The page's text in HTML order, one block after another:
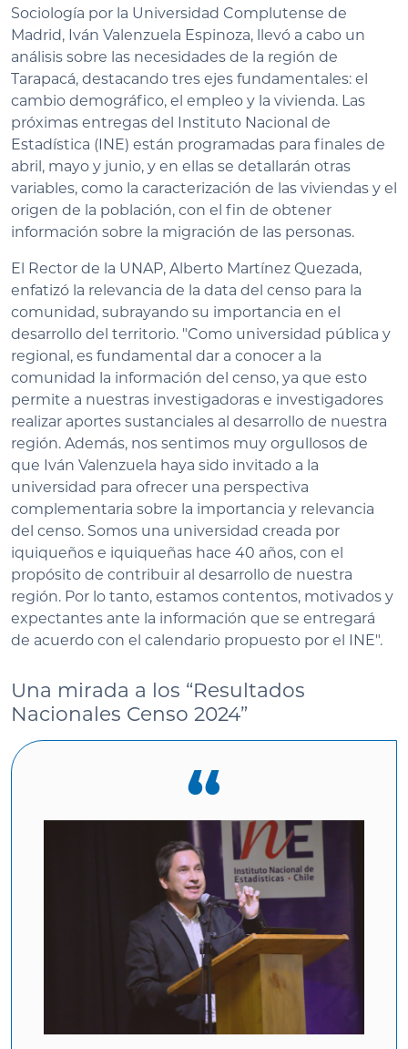
Sociología por la Universidad Complutense de
Madrid, Iván Valenzuela Espinoza, llevó a cabo un
análisis sobre las necesidades de la región de
Tarapacá, destacando tres ejes fundamentales: el
cambio demográfico, el empleo y la vivienda. Las
próximas entregas del Instituto Nacional de
Estadística (INE) están programadas para finales de
abril, mayo y junio, y en ellas se detallarán otras
variables, como la caracterización de las viviendas y el
origen de la población, con el fin de obtener
información sobre la migración de las personas.
El Rector de la UNAP, Alberto Martínez Quezada,
enfatizó la relevancia de la data del censo para la
comunidad, subrayando su importancia en el
desarrollo del territorio. "Como universidad pública y
regional, es fundamental dar a conocer a la
comunidad la información del censo, ya que esto
permite a nuestras investigadoras e investigadores
realizar aportes sustanciales al desarrollo de nuestra
región. Además, nos sentimos muy orgullosos de
que Iván Valenzuela haya sido invitado a la
universidad para ofrecer una perspectiva
complementaria sobre la importancia y relevancia
del censo. Somos una universidad creada por
iquiqueños e iquiqueñas hace 40 años, con el
propósito de contribuir al desarrollo de nuestra
región. Por lo tanto, estamos contentos, motivados y
expectantes ante la información que se entregará
de acuerdo con el calendario propuesto por el INE".
Una mirada a los “Resultados
Nacionales Censo 2024”